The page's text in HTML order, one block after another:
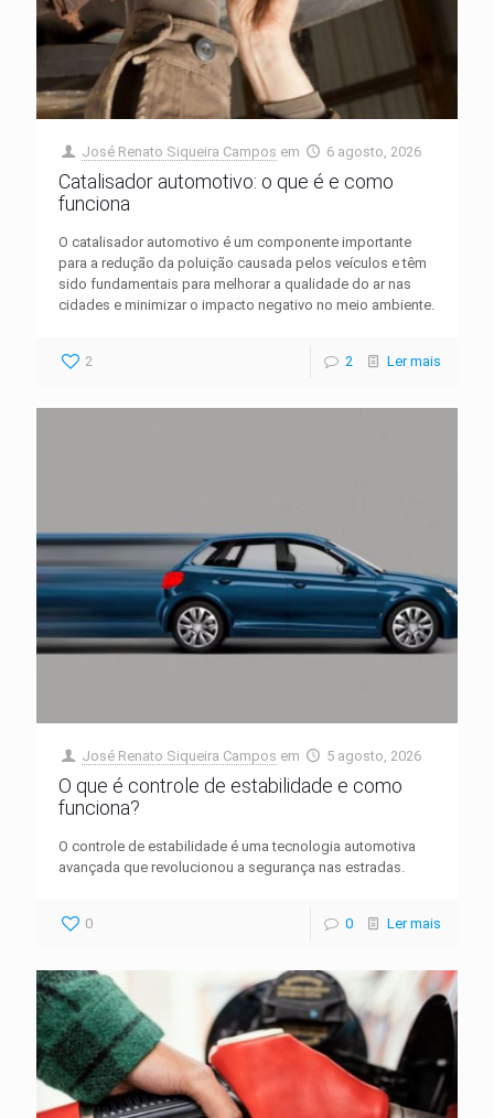
José Renato Siqueira Campos em 6 agosto, 2026
Catalisador automotivo: o que é e como
funciona
O catalisador automotivo é um componente importante
para a redução da poluição causada pelos veículos e têm
sido fundamentais para melhorar a qualidade do ar nas
cidades e minimizar o impacto negativo no meio ambiente.
2 2 Ler mais
José Renato Siqueira Campos em 5 agosto, 2026
O que é controle de estabilidade e como
funciona?
O controle de estabilidade é uma tecnologia automotiva
avançada que revolucionou a segurança nas estradas.
0 0 Ler mais